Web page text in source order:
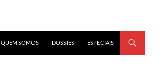
QUEM SOMOS
DOSSIÊS ESPECIAIS